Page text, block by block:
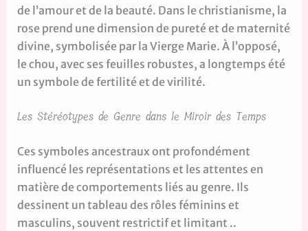
de l’amour et de la beauté. Dans le christianisme, la
rose prend une dimension de pureté et de maternité
divine, symbolisée par la Vierge Marie. À l’opposé,
le chou, avec ses feuilles robustes, a longtemps été
un symbole de fertilité et de virilité.
Les Stéréotypes de Genre dans le Miroir des Temps
Ces symboles ancestraux ont profondément
influencé les représentations et les attentes en
matière de comportements liés au genre. Ils
dessinent un tableau des rôles féminins et
masculins, souvent restrictif et limitant ..